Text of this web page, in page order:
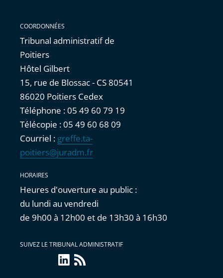
COORDONNÉES
Tribunal administratif de
Poitiers
Hôtel Gilbert
15, rue de Blossac - CS 80541
86020 Poitiers Cedex
Téléphone : 05 49 60 79 19
Télécopie : 05 49 60 68 09
Courriel : greffe.ta-
poitiers@juradm.fr
HORAIRES
Heures d'ouverture au public :
du lundi au vendredi
de 9h00 à 12h00 et de 13h30 à 16h30
SUIVEZ LE TRIBUNAL ADMINISTRATIF
linkedin
Flux
RSS